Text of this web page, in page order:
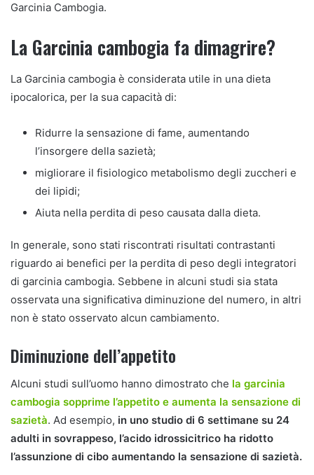
Garcinia Cambogia.
La Garcinia cambogia fa dimagrire?
La Garcinia cambogia è considerata utile in una dieta
ipocalorica, per la sua capacità di:
Ridurre la sensazione di fame, aumentando
l’insorgere della sazietà;
migliorare il fisiologico metabolismo degli zuccheri e
dei lipidi;
Aiuta nella perdita di peso causata dalla dieta.
In generale, sono stati riscontrati risultati contrastanti
riguardo ai benefici per la perdita di peso degli integratori
di garcinia cambogia. Sebbene in alcuni studi sia stata
osservata una significativa diminuzione del numero, in altri
non è stato osservato alcun cambiamento.
Diminuzione dell’appetito
Alcuni studi sull’uomo hanno dimostrato che la garcinia
cambogia sopprime l’appetito e aumenta la sensazione di
sazietà. Ad esempio, in uno studio di 6 settimane su 24
adulti in sovrappeso, l’acido idrossicitrico ha ridotto
l’assunzione di cibo aumentando la sensazione di sazietà.